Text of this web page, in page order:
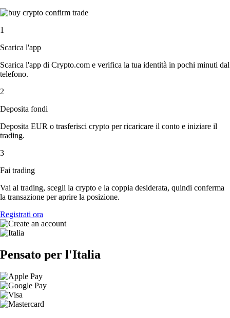
1
Scarica l'app
Scarica l'app di Crypto.com e verifica la tua identità in pochi minuti dal
telefono.
2
Deposita fondi
Deposita EUR o trasferisci crypto per ricaricare il conto e iniziare il
trading.
3
Fai trading
Vai al trading, scegli la crypto e la coppia desiderata, quindi conferma
la transazione per aprire la posizione.
Registrati ora
Pensato per l'Italia